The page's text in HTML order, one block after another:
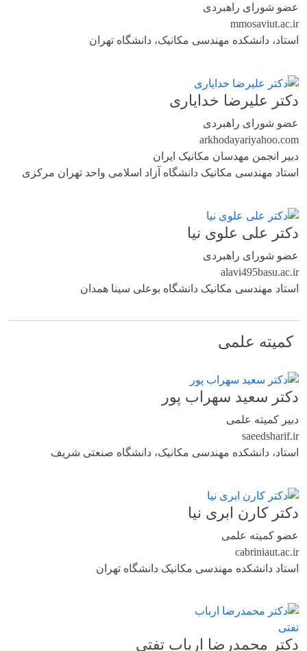
عضو شورای راهبردی
mmosaviut.ac.ir
استاد، دانشکده مهندسی مکانیک، دانشگاه تهران
دکتر علیرضا خدایاری
عضو شورای راهبردی
arkhodayariyahoo.com
دبیر انجمن مهدسان مکانیک ایران
استاد مهندسی مکانیک دانشگاه آزاد اسلامی واحد تهران مرکزی
دکتر علی علوی نیا
عضو شورای راهبردی
alavi495basu.ac.ir
استاد مهندسی مکانیک دانشگاه بوعلی سینا همدان
کمیته علمی
دکتر سعید سهراب پور
دبیر کمیته علمی
saeedsharif.ir
استاد، دانشکده مهندسی مکانیک، دانشگاه صنعتی شریف
دکتر کارن ابری نیا
عضو کمیته علمی
cabriniaut.ac.ir
استاد دانشکده مهندسی مکانیک دانشگاه تهران
دکتر محمدرضا ارباب تفتی